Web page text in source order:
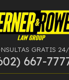
GRATIS
667-